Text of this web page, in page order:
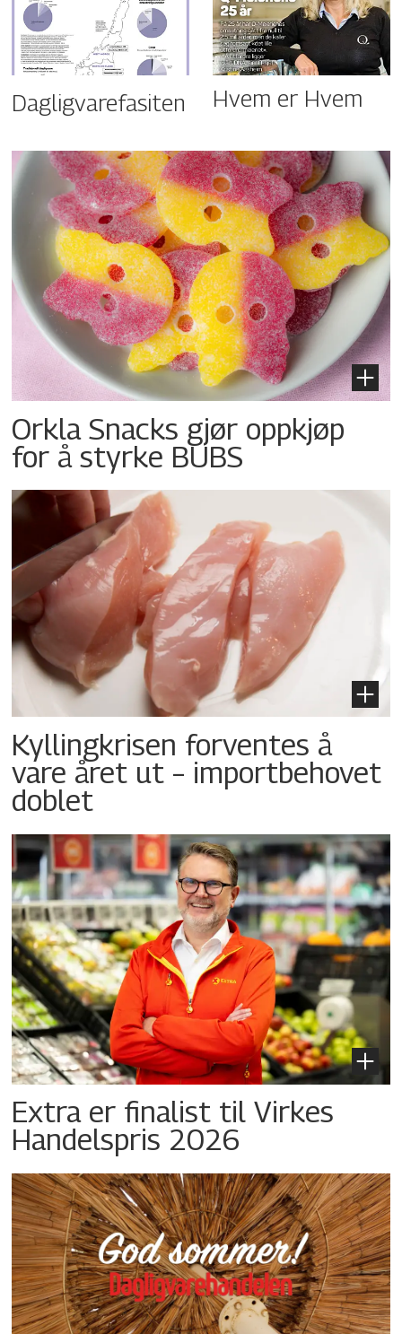
Dagligvarefasiten Hvem er Hvem
Orkla Snacks gjør oppkjøp
for å styrke BUBS
Kyllingkrisen forventes å
vare året ut – importbehovet
doblet
Extra er finalist til Virkes
Handelspris 2026